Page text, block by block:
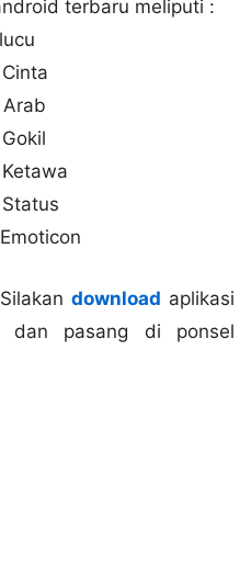
terbaru meliputi :
download aplikasi
dan pasang di ponsel